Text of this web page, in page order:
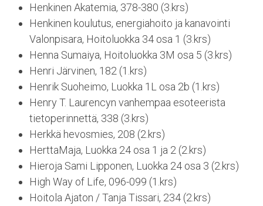
Henkinen Akatemia, 378-380 (3.krs)
Henkinen koulutus, energiahoito ja kanavointi
Valonpisara, Hoitoluokka 34 osa 1 (3.krs)
Henna Sumaiya, Hoitoluokka 3M osa 5 (3.krs)
Henri Järvinen, 182 (1.krs)
Henrik Suoheimo, Luokka 1L osa 2b (1.krs)
Henry T. Laurencyn vanhempaa esoteerista
tietoperinnettä, 338 (3.krs)
Herkkä hevosmies, 208 (2.krs)
HerttaMaja, Luokka 24 osa 1 ja 2 (2.krs)
Hieroja Sami Lipponen, Luokka 24 osa 3 (2.krs)
High Way of Life, 096-099 (1.krs)
Hoitola Ajaton / Tanja Tissari, 234 (2.krs)